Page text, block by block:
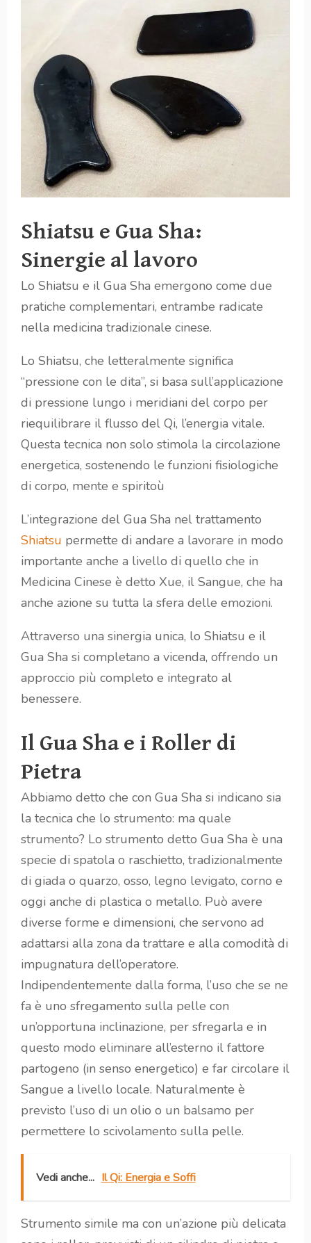
Shiatsu e Gua Sha:
Sinergie al lavoro
Lo Shiatsu e il Gua Sha emergono come due
pratiche complementari, entrambe radicate
nella medicina tradizionale cinese.
Lo Shiatsu, che letteralmente significa
“pressione con le dita”, si basa sull’applicazione
di pressione lungo i meridiani del corpo per
riequilibrare il flusso del Qi, l’energia vitale.
Questa tecnica non solo stimola la circolazione
energetica, sostenendo le funzioni fisiologiche
di corpo, mente e spiritoù
L’integrazione del Gua Sha nel trattamento
Shiatsu permette di andare a lavorare in modo
importante anche a livello di quello che in
Medicina Cinese è detto Xue, il Sangue, che ha
anche azione su tutta la sfera delle emozioni.
Attraverso una sinergia unica, lo Shiatsu e il
Gua Sha si completano a vicenda, offrendo un
approccio più completo e integrato al
benessere.
Il Gua Sha e i Roller di
Pietra
Abbiamo detto che con Gua Sha si indicano sia
la tecnica che lo strumento: ma quale
strumento? Lo strumento detto Gua Sha è una
specie di spatola o raschietto, tradizionalmente
di giada o quarzo, osso, legno levigato, corno e
oggi anche di plastica o metallo. Può avere
diverse forme e dimensioni, che servono ad
adattarsi alla zona da trattare e alla comodità di
impugnatura dell’operatore.
Indipendentemente dalla forma, l’uso che se ne
fa è uno sfregamento sulla pelle con
un’opportuna inclinazione, per sfregarla e in
questo modo eliminare all’esterno il fattore
partogeno (in senso energetico) e far circolare il
Sangue a livello locale. Naturalmente è
previsto l’uso di un olio o un balsamo per
permettere lo scivolamento sulla pelle.
Vedi anche... Il Qi: Energia e Soffi
Strumento simile ma con un’azione più delicata